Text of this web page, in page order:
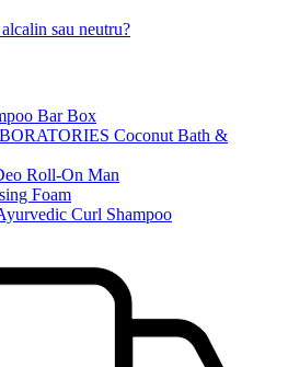
sau neutru?
Bar Box
Coconut Bath &
Roll-On Man
Foam
Curl Shampoo